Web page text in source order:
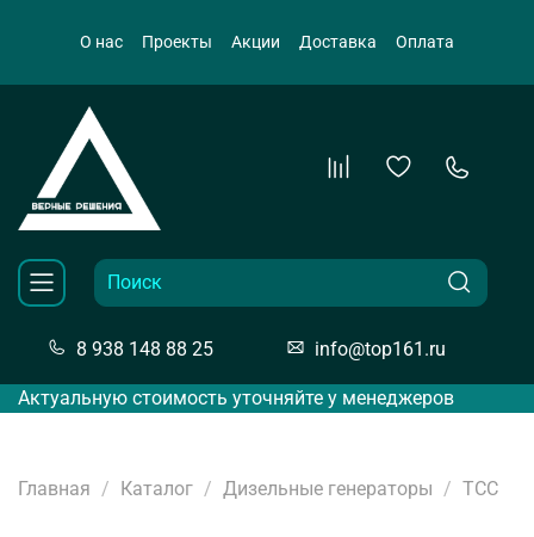
О нас Проекты Акции Доставка Оплата
8 938 148 88 25 info@top161.ru
Актуальную стоимость уточняйте у менеджеров
Главная Каталог Дизельные генераторы ТСС